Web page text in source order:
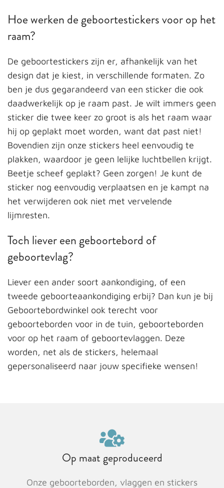
Hoe werken de geboortestickers voor op het
raam?
De geboortestickers zijn er, afhankelijk van het
design dat je kiest, in verschillende formaten. Zo
ben je dus gegarandeerd van een sticker die ook
daadwerkelijk op je raam past. Je wilt immers geen
sticker die twee keer zo groot is als het raam waar
hij op geplakt moet worden, want dat past niet!
Bovendien zijn onze stickers heel eenvoudig te
plakken, waardoor je geen lelijke luchtbellen krijgt.
Beetje scheef geplakt? Geen zorgen! Je kunt de
sticker nog eenvoudig verplaatsen en je kampt na
het verwijderen ook niet met vervelende
lijmresten.
Toch liever een geboortebord of
geboortevlag?
Liever een ander soort aankondiging, of een
tweede geboorteaankondiging erbij? Dan kun je bij
Geboortebordwinkel ook terecht voor
geboorteborden voor in de tuin, geboorteborden
voor op het raam of geboortevlaggen. Deze
worden, net als de stickers, helemaal
gepersonaliseerd naar jouw specifieke wensen!
Op maat geproduceerd
Onze geboorteborden, vlaggen en stickers